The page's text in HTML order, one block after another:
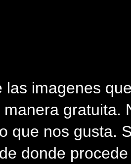
las imagenes
manera gratuita.
que nos gusta.
donde